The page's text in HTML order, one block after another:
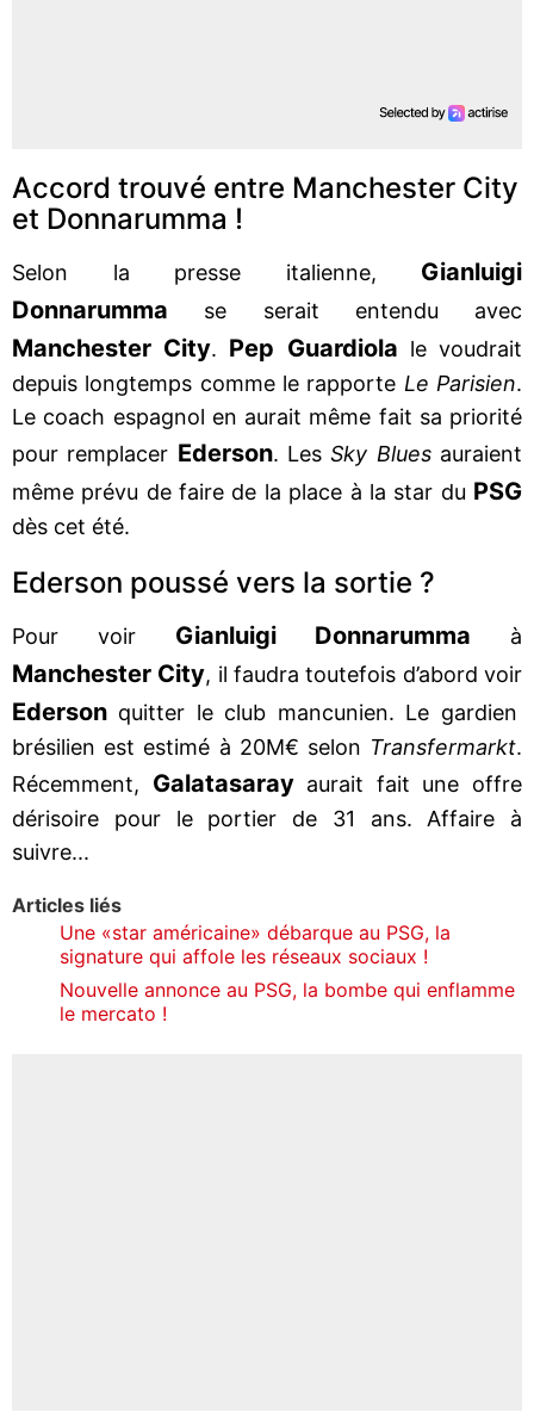
Accord trouvé entre Manchester City
et Donnarumma !
Selon la presse italienne, Gianluigi
Donnarumma se serait entendu avec
Manchester City. Pep Guardiola le voudrait
depuis longtemps comme le rapporte Le Parisien.
Le coach espagnol en aurait même fait sa priorité
pour remplacer Ederson. LesSky Bluesauraient
même prévu de faire de la place à la star du PSG
dès cet été.
Ederson poussé vers la sortie ?
Pour voir Gianluigi Donnarumma à
Manchester City, il faudra toutefois d’abord voir
Ederson quitter le club mancunien. Le gardien
brésilien est estimé à 20M€ selon Transfermarkt.
Récemment, Galatasarayaurait fait une offre
dérisoire pour le portier de 31 ans. Affaire à
suivre...
Articles liés
Une «star américaine» débarque au PSG, la
signature qui affole les réseaux sociaux !
Nouvelle annonce au PSG, la bombe qui enflamme
le mercato !